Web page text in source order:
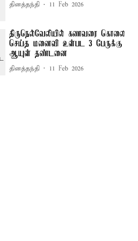
தினத்தந்தி 11 Feb 2026
திருநெல்வேலியில் கணவரை கொலை
செய்த மனைவி உள்பட 3 பேருக்கு
ஆயுள் தண்டனை
தினத்தந்தி 11 Feb 2026